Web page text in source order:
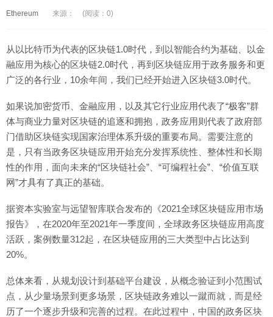
Ethereum 来源： (阅读：0)
从以比特币为代表的区块链1.0时代，到以智能合约为基础、以金
融应用为核心的区块链2.0时代，再到区块链应用于政务服务和更
广泛的各行业，10余年间，我们已经开始进入区块链3.0时代。
如果说加密货币、金融应用，以及其它行业应用代表了“极客”群
体与商业力量对区块链的追逐和拥抱，政务应用则代表了政府部
门借助区块链实现国家治理体系升级的重要布局。需要注意的
是，只有当政务区块链应用开始充分发挥系统性、整体性和长期
性的作用，面向未来的“区块链社会”、“可编程社会”、“价值互联
网”才具有了真正的基础。
据资本实验室与远望智库联合发布的《2021全球区块链应用市场
报告》，在2020年至2021年一季度间，全球政务区块链应用高度
活跃，案例数量312起，在区块链应用的三大类型中占比达到
20%。
总体来看，从规划设计到基础平台建设，从概念验证到小范围试
点，从少量场景到更多场景，区块链政务难以一蹴而就，而是经
历了一个逐步升级和完善的过程。在此过程中，中国的政务区块